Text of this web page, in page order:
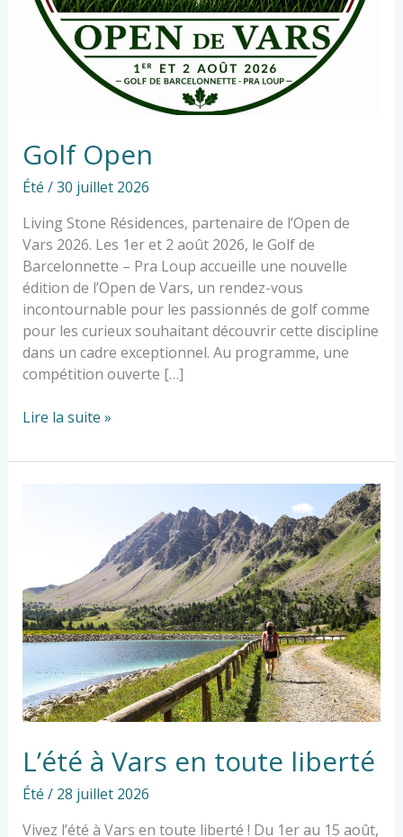
Golf Open
Été /30 juillet 2026
Living Stone Résidences, partenaire de l’Open de
Vars 2026. Les 1er et 2 août 2026, le Golf de
Barcelonnette – Pra Loup accueille une nouvelle
édition de l’Open de Vars, un rendez-vous
incontournable pour les passionnés de golf comme
pour les curieux souhaitant découvrir cette discipline
dans un cadre exceptionnel. Au programme, une
compétition ouverte […]
Lire la suite »
L’été à Vars en toute liberté
Été / 28 juillet 2026
Vivez l’été à Vars en toute liberté ! Du 1er au 15 août,
toute
liberté